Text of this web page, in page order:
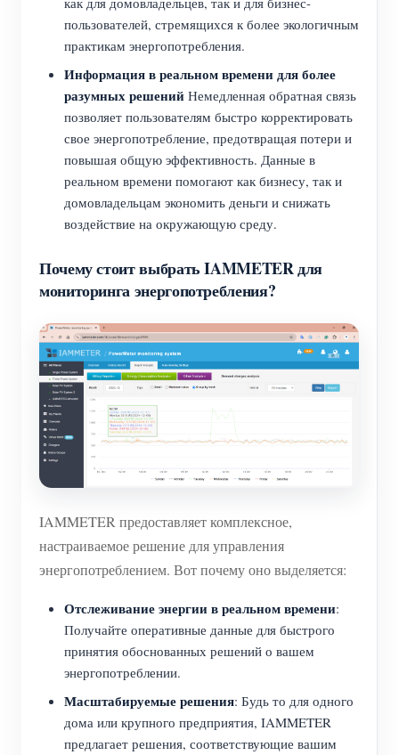
пользователей, стремящихся к более экологичным
практикам энергопотребления.
Информация в реальном времени для более
разумных решений Немедленная обратная связь
позволяет пользователям быстро корректировать
свое энергопотребление, предотвращая потери и
повышая общую эффективность. Данные в
реальном времени помогают как бизнесу, так и
домовладельцам экономить деньги и снижать
воздействие на окружающую среду.
Почему стоит выбрать IAMMETER для
мониторинга энергопотребления?
IAMMETER предоставляет комплексное,
настраиваемое решение для управления
энергопотреблением. Вот почему оно выделяется:
Отслеживание энергии в реальном времени:
Получайте оперативные данные для быстрого
принятия обоснованных решений о вашем
энергопотреблении.
Масштабируемые решения: Будь то для одного
дома или крупного предприятия, IAMMETER
предлагает решения, соответствующие вашим